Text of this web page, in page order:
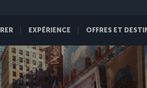
EXPÉRIENCE OFFRES ET